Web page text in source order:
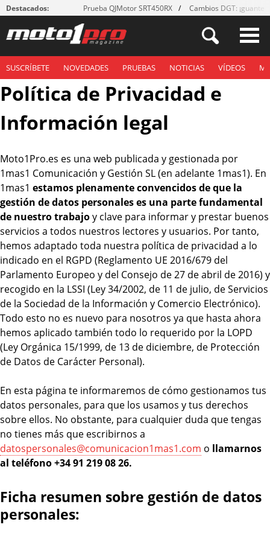
Destacados: Prueba QJMotor SRT450RX Cambios DGT: ¡guantes!
SUSCRÍBETE NOVEDADES PRUEBAS NOTICIAS VÍDEOS
Política de Privacidad e
Información legal
Moto1Pro.es es una web publicada y gestionada por
1mas1 Comunicación y Gestión SL (en adelante 1mas1). En
1mas1 estamos plenamente convencidos de que la
gestión de datos personales es una parte fundamental
de nuestro trabajoy clave para informar y prestar buenos
servicios a todos nuestros lectores y usuarios. Por tanto,
hemos adaptado toda nuestra política de privacidad a lo
indicado en el RGPD (Reglamento UE 2016/679 del
Parlamento Europeo y del Consejo de 27 de abril de 2016) y
recogido en la LSSI (Ley 34/2002, de 11 de julio, de Servicios
de la Sociedad de la Información y Comercio Electrónico).
Todo esto no es nuevo para nosotros ya que hasta ahora
hemos aplicado también todo lo requerido por la LOPD
(Ley Orgánica 15/1999, de 13 de diciembre, de Protección
de Datos de Carácter Personal).
En esta página te informaremos de cómo gestionamos tus
datos personales, para que los usamos y tus derechos
sobre ellos. No obstante, para cualquier duda que tengas
no tienes más que escribirnos a
datospersonales@comunicacion1mas1.com o llamarnos
al teléfono +34 91 219 08 26.
Ficha resumen sobre gestión de datos
personales: